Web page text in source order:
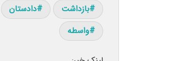
بازداشت دادستان
واسطه